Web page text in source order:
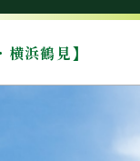
浜鶴見】